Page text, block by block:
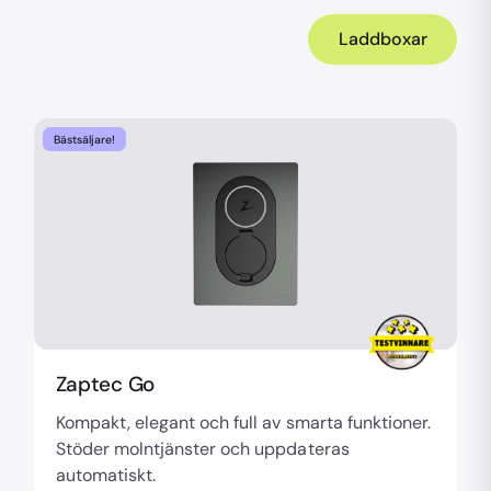
Laddboxar
Bästsäljare!
Zaptec Go
Kompakt, elegant och full av smarta funktioner.
Stöder molntjänster och uppdateras
automatiskt.